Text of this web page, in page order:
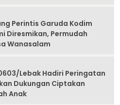
Perintis Garuda Kodim
Diresmikan, Permudah
Wanasalam
Lebak Hadiri Peringatan
Dukungan Ciptakan
Anak